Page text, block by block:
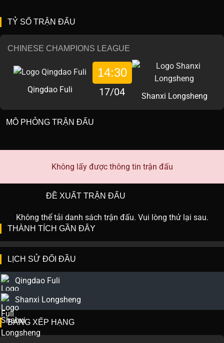
TỶ SỐ TRẬN ĐẤU
CHINESE CHAMPIONS LEAGUE
Qingdao Fuli
14:30
17/04 Shanxi Longsheng
MÔ PHỎNG TRẬN ĐẤU
Không lấy được thông tin trận đấu
ĐỀ XUẤT TRẬN ĐẤU
Không thể tải danh sách trận đấu. Vui lòng thử lại sau.
THÀNH TÍCH GẦN ĐÂY
LỊCH SỬ ĐỐI ĐẦU
Qingdao Fuli
Shanxi Longsheng
BẢNG XẾP HẠNG